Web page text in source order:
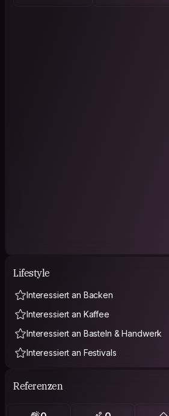
Lifestyle
Interessiert an Backen
Interessiert an Kaffee
Interessiert an Basteln & Handwerk
Interessiert an Festivals
Referenzen